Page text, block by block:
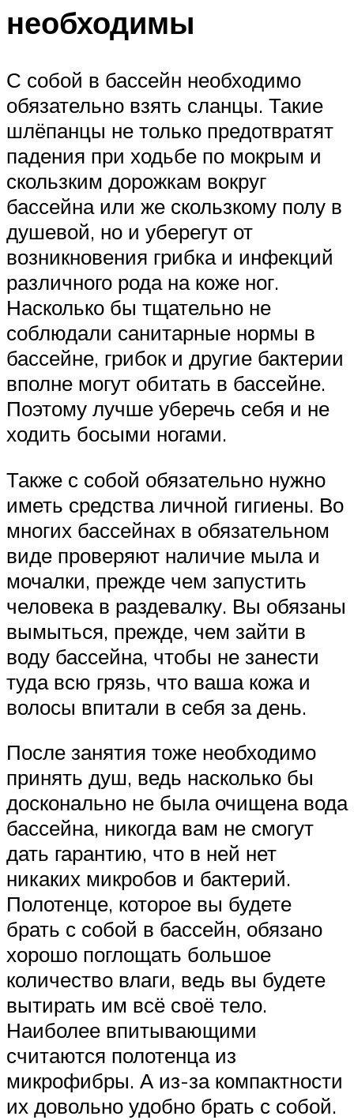
необходимы
С собой в бассейн необходимо
обязательно взять сланцы. Такие
шлёпанцы не только предотвратят
падения при ходьбе по мокрым и
скользким дорожкам вокруг
бассейна или же скользкому полу в
душевой, но и уберегут от
возникновения грибка и инфекций
различного рода на коже ног.
Насколько бы тщательно не
соблюдали санитарные нормы в
бассейне, грибок и другие бактерии
вполне могут обитать в бассейне.
Поэтому лучше уберечь себя и не
ходить босыми ногами.
Также с собой обязательно нужно
иметь средства личной гигиены. Во
многих бассейнах в обязательном
виде проверяют наличие мыла и
мочалки, прежде чем запустить
человека в раздевалку. Вы обязаны
вымыться, прежде, чем зайти в
воду бассейна, чтобы не занести
туда всю грязь, что ваша кожа и
волосы впитали в себя за день.
После занятия тоже необходимо
принять душ, ведь насколько бы
досконально не была очищена вода
бассейна, никогда вам не смогут
дать гарантию, что в ней нет
никаких микробов и бактерий.
Полотенце, которое вы будете
брать с собой в бассейн, обязано
хорошо поглощать большое
количество влаги, ведь вы будете
вытирать им всё своё тело.
Наиболее впитывающими
считаются полотенца из
микрофибры. А из-за компактности
их довольно удобно брать с собой.